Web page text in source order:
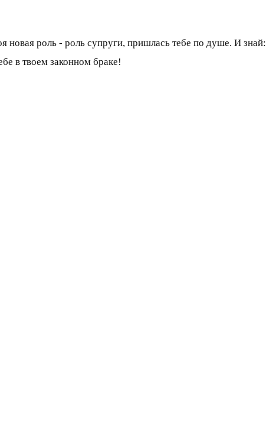
роль - роль супруги, пришлась тебе по душе. И знай:
в твоем законном браке!